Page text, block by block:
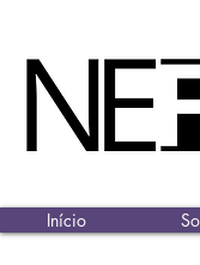
Início